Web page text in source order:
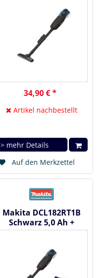
34,90 € *
Artikel nachbestellt
> mehr Details
Auf den Merkzettel
Makita DCL182RT1B
Schwarz 5,0 Ah +
Ladegerät - Akku